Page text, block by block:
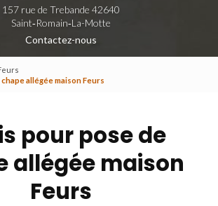
157 rue de Trebande 42640
Saint‑Romain‑La-Motte
Contactez-nous
allégée maison Feurs
pour pose de
allégée maison
Feurs